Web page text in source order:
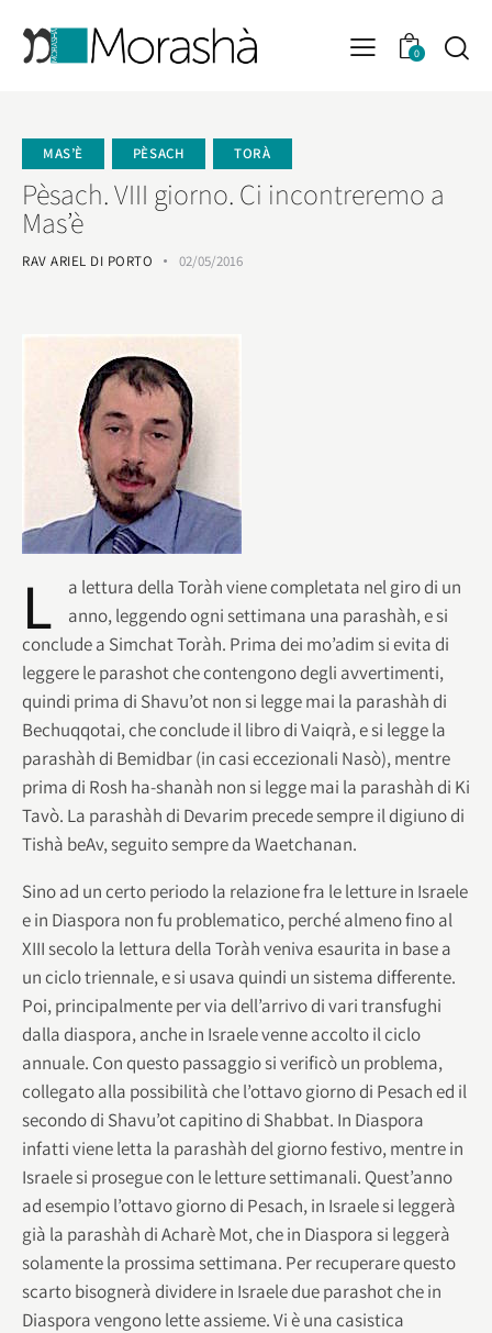
0
MAS’È PÈSACH TORÀ
Pèsach. VIII giorno. Ci incontreremo a
Mas’è
RAV ARIEL DI PORTO 02/05/2016
L
a lettura della Toràh viene completata nel giro di un
anno, leggendo ogni settimana una parashàh, e si
conclude a Simchat Toràh. Prima dei mo’adim si evita di
leggere le parashot che contengono degli avvertimenti,
quindi prima di Shavu’ot non si legge mai la parashàh di
Bechuqqotai, che conclude il libro di Vaiqrà, e si legge la
parashàh di Bemidbar (in casi eccezionali Nasò), mentre
prima di Rosh ha-shanàh non si legge mai la parashàh di Ki
Tavò. La parashàh di Devarim precede sempre il digiuno di
Tishà beAv, seguito sempre da Waetchanan.
Sino ad un certo periodo la relazione fra le letture in Israele
e in Diaspora non fu problematico, perché almeno fino al
XIII secolo la lettura della Toràh veniva esaurita in base a
un ciclo triennale, e si usava quindi un sistema differente.
Poi, principalmente per via dell’arrivo di vari transfughi
dalla diaspora, anche in Israele venne accolto il ciclo
annuale. Con questo passaggio si verificò un problema,
collegato alla possibilità che l’ottavo giorno di Pesach ed il
secondo di Shavu’ot capitino di Shabbat. In Diaspora
infatti viene letta la parashàh del giorno festivo, mentre in
Israele si prosegue con le letture settimanali. Quest’anno
ad esempio l’ottavo giorno di Pesach, in Israele si leggerà
già la parashàh di Acharè Mot, che in Diaspora si leggerà
solamente la prossima settimana. Per recuperare questo
scarto bisognerà dividere in Israele due parashot che in
Diaspora vengono lette assieme. Vi è una casistica